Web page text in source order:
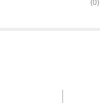
(0)